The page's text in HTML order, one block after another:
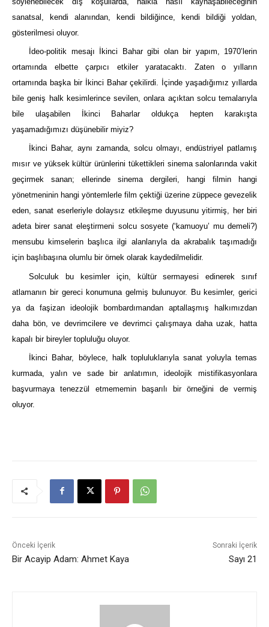
sanatsal, kendi alanından, kendi bildiğince, kendi bildiği yoldan,
gösterilmesi oluyor.
İdeo-politik mesajı İkinci Bahar gibi olan bir yapım, 1970’lerin
ortamında elbette çarpıcı etkiler yaratacaktı. Zaten o yılların
ortamında başka bir İkinci Bahar çekilirdi. İçinde yaşadığımız yıllarda
bile geniş halk kesimlerince sevilen, onlara açıktan solcu temalarıyla
bile ulaşabilen İkinci Baharlar oldukça hepten karakışta
yaşamadığımızı düşünebilir miyiz?
İkinci Bahar, aynı zamanda, solcu olmayı, endüstriyel patlamış
mısır ve yüksek kültür ürünlerini tükettikleri sinema salonlarında vakit
geçirmek sanan; ellerinde sinema dergileri, hangi filmin hangi
yönetmeninin hangi yöntemlerle film çektiği üzerine züppece gevezelik
eden, sanat eserleriyle dolaysız etkileşme duyusunu yitirmiş, her biri
adeta birer sanat eleştirmeni solcu sosyete (‘kamuoyu’ mu demeli?)
mensubu kimselerin başlıca ilgi alanlarıyla da akrabalık taşımadığı
için başlıbaşına olumlu bir örnek olarak kaydedilmelidir.
Solculuk bu kesimler için, kültür sermayesi edinerek sınıf
atlamanın bir gereci konumuna gelmiş bulunuyor. Bu kesimler, gerici
ya da faşizan ideolojik bombardımandan aptallaşmış halkımızdan
daha bön, ve devrimcilere ve devrimci çalışmaya daha uzak, hatta
kapalı bir bireyler topluluğu oluyor.
İkinci Bahar, böylece, halk topluluklarıyla sanat yoluyla temas
kurmada, yalın ve sade bir anlatımın, ideolojik mistifikasyonlara
başvurmaya tenezzül etmememin başarılı bir örneğini de vermiş
oluyor.
Önceki İçerik
Bir Acayip Adam: Ahmet Kaya
Sonraki İçerik
Sayı 21